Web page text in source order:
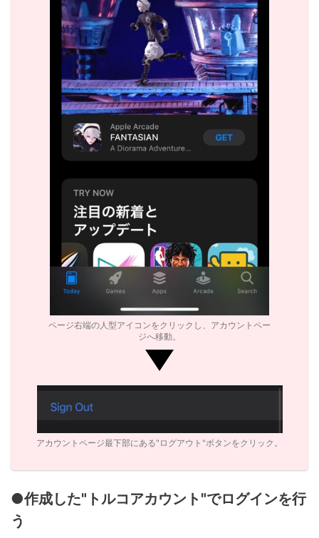
ページ右端の人型アイコンをクリックし、アカウントペー
ジへ移動。
アカウントページ最下部にある"ログアウト"ボタンをクリック。
●作成した"トルコアカウント"でログインを行
う